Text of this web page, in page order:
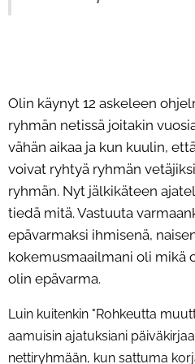
Olin käynyt 12 askeleen
ryhmän netissä joitakin
vähän aikaa ja kun kuulin,
voivat ryhtyä ryhmän
ryhmän. Nyt jälkikäteen
tiedä mitä. Vastuuta
epävarmaksi ihmisenä,
kokemusmaailmani oli mikä
olin epävarma.
Luin kuitenkin "Rohkeutta
aamuisin ajatuksiani
nettiryhmään, kun sattuma